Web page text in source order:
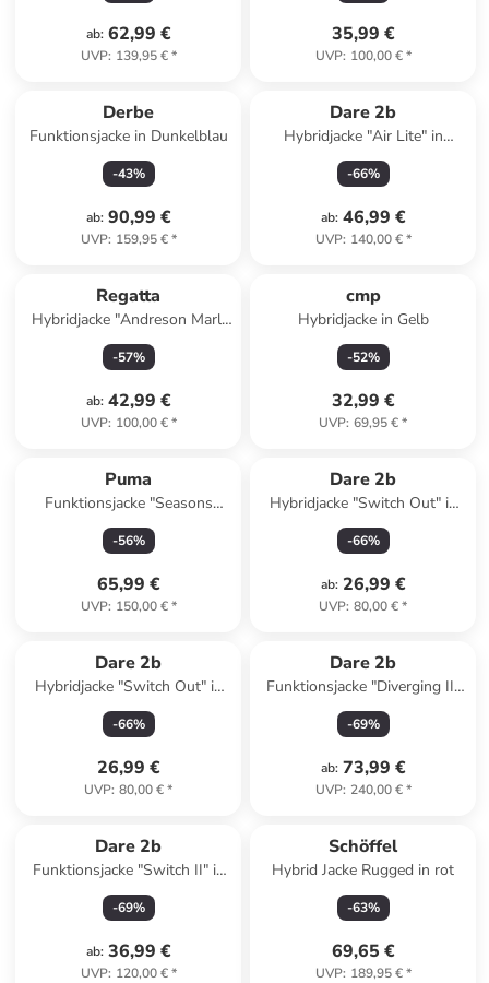
ab: 62,99 €
UVP: 139,95 €*
35,99 €
UVP: 100,00 €*
Derbe
Funktionsjacke in Dunkelblau
-43%
ab: 90,99 €
UVP: 159,95 €*
Dare 2b
Hybridjacke "Air Lite" in
Hellblau/ Dunkelblau
-66%
ab: 46,99 €
UVP: 140,00 €*
Regatta
Hybridjacke "Andreson Marl"
in Dunkelblau
-57%
ab: 42,99 €
UVP: 100,00 €*
cmp
Hybridjacke in Gelb
-52%
32,99 €
UVP: 69,95 €*
Puma
Funktionsjacke "Seasons
LTWT" in Orange
-56%
65,99 €
UVP: 150,00 €*
Dare 2b
Hybridjacke "Switch Out" in
Hellblau
-66%
ab: 26,99 €
UVP: 80,00 €*
Dare 2b
Hybridjacke "Switch Out" in
Khaki/ Limette
-66%
26,99 €
UVP: 80,00 €*
Dare 2b
Funktionsjacke "Diverging II"
in Bordeaux
-69%
ab: 73,99 €
UVP: 240,00 €*
Dare 2b
Funktionsjacke "Switch II" in
Hellblau
-69%
ab: 36,99 €
UVP: 120,00 €*
Schöffel
Hybrid Jacke Rugged in rot
-63%
69,65 €
UVP: 189,95 €*